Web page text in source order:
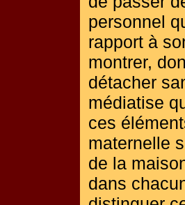
personnel
rapport à
montrer,
détacher
médiatise
ces
maternelle
de la
dans